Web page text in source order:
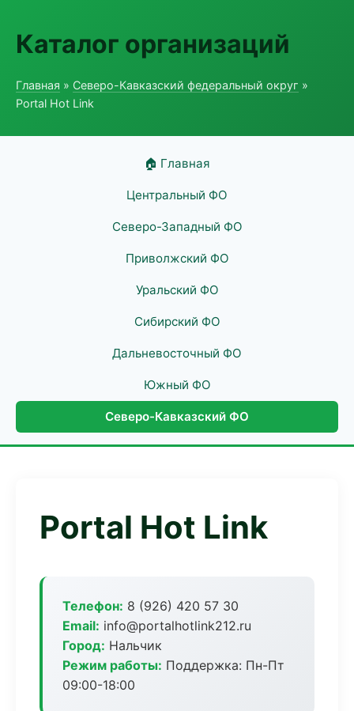
Каталог организаций
Главная » Северо-Кавказский федеральный округ »
Portal Hot Link
🏠 Главная
Центральный ФО
Северо-Западный ФО
Приволжский ФО
Уральский ФО
Сибирский ФО
Дальневосточный ФО
Южный ФО
Северо-Кавказский ФО
Portal Hot Link
Телефон: 8 (926) 420 57 30
Email: info@portalhotlink212.ru
Город: Нальчик
Режим работы: Поддержка: Пн-Пт
09:00-18:00